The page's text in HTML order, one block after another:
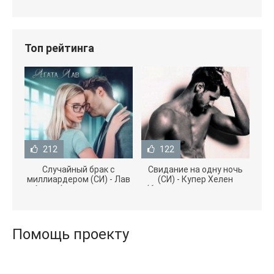
Топ рейтинга
212
Случайный брак с
миллиардером (СИ) - Лав
Агата (полная версия
122
Свидание на одну ночь
(СИ) - Купер Хелен
(бесплатные серии книг
Помощь проекту